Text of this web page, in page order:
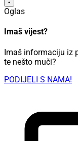
Oglas
Imaš vijest?
Imaš informaciju iz
te nešto muči?
PODIJELI S NAMA!